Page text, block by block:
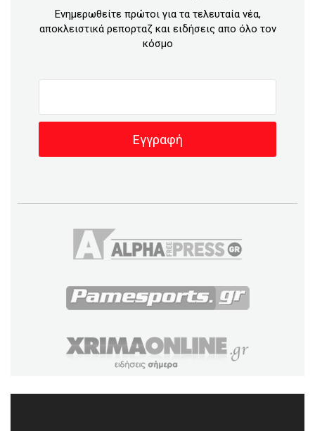
Ενημερωθείτε πρώτοι για τα τελευταία νέα,
αποκλειστικά ρεπορταζ και ειδήσεις απο όλο τον
κόσμο